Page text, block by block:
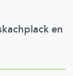
en